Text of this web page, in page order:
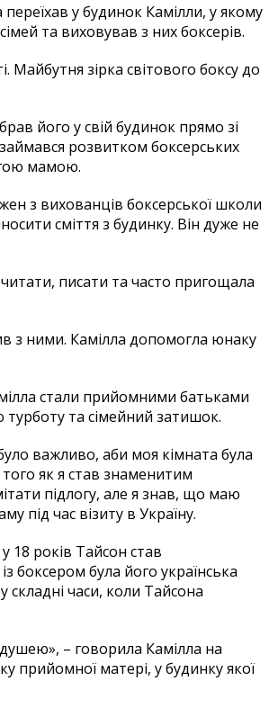
у будинок Камілли, у якому
та виховував з них боксерів.
Майбутня зірка світового боксу до
його у свій будинок прямо зі
розвитком боксерських
мамою.
з вихованців боксерської школи
сміття з будинку. Він дуже не
писати та часто пригощала
з ними. Камілла допомогла юнаку
стали прийомними батьками
та сімейний затишок.
важливо, аби моя кімната була
як я став знаменитим
підлогу, але я знав, що маю
під час візиту в Україну.
18 років Тайсон став
боксером була його українська
часи, коли Тайсона
– говорила Камілла на
прийомної матері, у будинку якої